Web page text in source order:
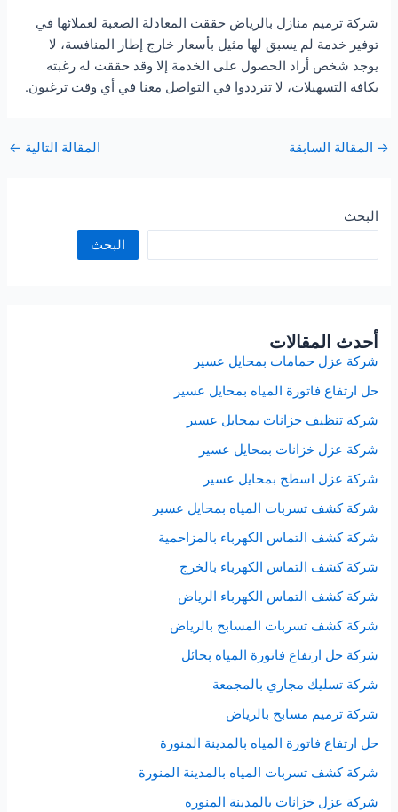
شركة ترميم منازل بالرياض حققت المعادلة الصعبة لعملائها في
توفير خدمة لم يسبق لها مثيل بأسعار خارج إطار المنافسة، لا
يوجد شخص أراد الحصول على الخدمة إلا وقد حققت له رغبته
بكافة التسهيلات، لا تترددوا في التواصل معنا في أي وقت ترغبون.
→ المقالة السابقة المقالة التالية ←
البحث
البحث
أحدث المقالات
شركة عزل حمامات بمحايل عسير
حل ارتفاع فاتورة المياه بمحايل عسير
شركة تنظيف خزانات بمحايل عسير
شركة عزل خزانات بمحايل عسير
شركة عزل اسطح بمحايل عسير
شركة كشف تسربات المياه بمحايل عسير
شركة كشف التماس الكهرباء بالمزاحمية
شركة كشف التماس الكهرباء بالخرج
شركة كشف التماس الكهرباء الرياض
شركة كشف تسربات المسابح بالرياض
شركة حل ارتفاع فاتورة المياه بحائل
شركة تسليك مجاري بالمجمعة
شركة ترميم مسابح بالرياض
حل ارتفاع فاتورة المياه بالمدينة المنورة
شركة كشف تسربات المياه بالمدينة المنورة
شركة عزل خزانات بالمدينة المنوره